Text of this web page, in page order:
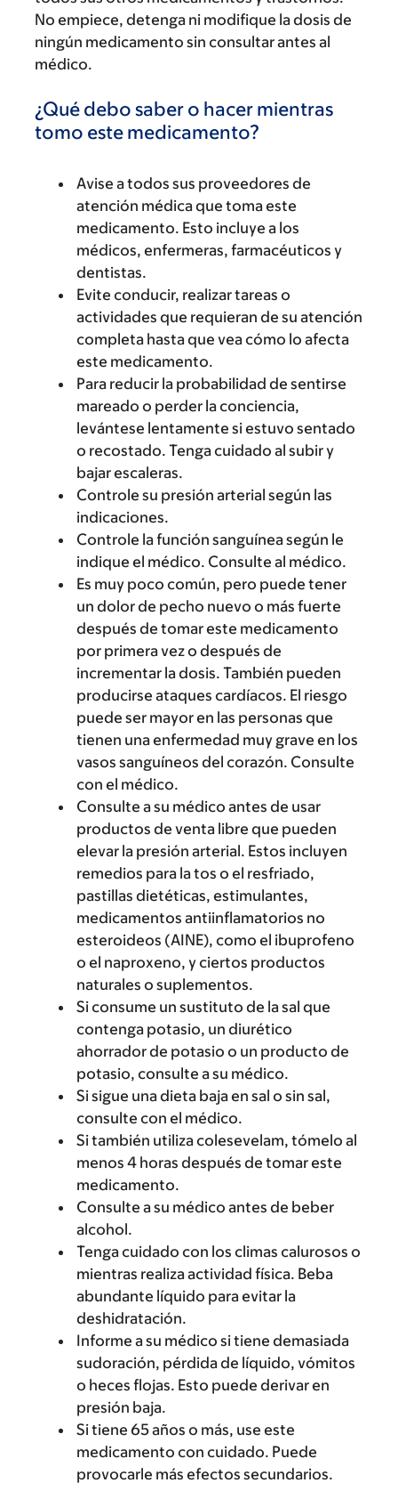
No empiece, detenga ni modifique la dosis de
ningún medicamento sin consultar antes al
médico.
¿Qué debo saber o hacer mientras
tomo este medicamento?
Avise a todos sus proveedores de
atención médica que toma este
medicamento. Esto incluye a los
médicos, enfermeras, farmacéuticos y
dentistas.
Evite conducir, realizar tareas o
actividades que requieran de su atención
completa hasta que vea cómo lo afecta
este medicamento.
Para reducir la probabilidad de sentirse
mareado o perder la conciencia,
levántese lentamente si estuvo sentado
o recostado. Tenga cuidado al subir y
bajar escaleras.
Controle su presión arterial según las
indicaciones.
Controle la función sanguínea según le
indique el médico. Consulte al médico.
Es muy poco común, pero puede tener
un dolor de pecho nuevo o más fuerte
después de tomar este medicamento
por primera vez o después de
incrementar la dosis. También pueden
producirse ataques cardíacos. El riesgo
puede ser mayor en las personas que
tienen una enfermedad muy grave en los
vasos sanguíneos del corazón. Consulte
con el médico.
Consulte a su médico antes de usar
productos de venta libre que pueden
elevar la presión arterial. Estos incluyen
remedios para la tos o el resfriado,
pastillas dietéticas, estimulantes,
medicamentos antiinflamatorios no
esteroideos (AINE), como el ibuprofeno
o el naproxeno, y ciertos productos
naturales o suplementos.
Si consume un sustituto de la sal que
contenga potasio, un diurético
ahorrador de potasio o un producto de
potasio, consulte a su médico.
Si sigue una dieta baja en sal o sin sal,
consulte con el médico.
Si también utiliza colesevelam, tómelo al
menos 4 horas después de tomar este
medicamento.
Consulte a su médico antes de beber
alcohol.
Tenga cuidado con los climas calurosos o
mientras realiza actividad física. Beba
abundante líquido para evitar la
deshidratación.
Informe a su médico si tiene demasiada
sudoración, pérdida de líquido, vómitos
o heces flojas. Esto puede derivar en
presión baja.
Si tiene 65 años o más, use este
medicamento con cuidado. Puede
provocarle más efectos secundarios.